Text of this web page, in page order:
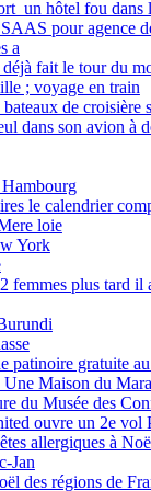
un hôtel fou dans
pour agence
a
fait le tour du
; voyage en train
de croisière
dans son avion à
le calendrier
loie
York
femmes plus tard il
patinoire gratuite
Une Maison du
du Musée des
ouvre un 2e vol
allergiques à
Jan
des régions de